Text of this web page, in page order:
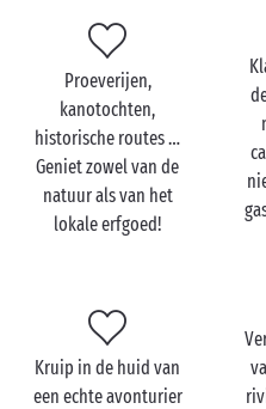
klimmen, kanovaren,
buiten de gebaande paden en
de natuur. Een adembenemend
Wat betreft accommodatie
campings in de natuur op
comfort en authenticiteit. Zet uw
onzestaanplaatsennatuurlijk
vegetatie van de camping, of
behoeften van het hele gezin
op uw camping!
Proeverijen,
kanotochten,
historische routes …
Geniet zowel van de
natuur als van het
lokale erfgoed!
Kruip in de huid van
een echte avonturier